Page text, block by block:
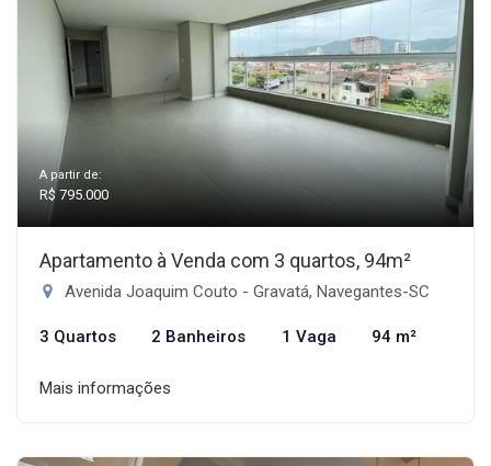
A partir de:
R$ 795.000
Apartamento à Venda com 3 quartos, 94m²
Avenida Joaquim Couto - Gravatá, Navegantes-SC
3 Quartos 2 Banheiros 1 Vaga 94 m²
Mais informações